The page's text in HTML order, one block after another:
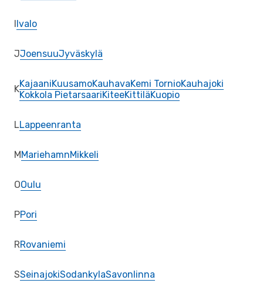
IIvalo
JJoensuuJyväskylä
KKajaaniKuusamoKauhavaKemi TornioKauhajoki
Kokkola PietarsaariKiteeKittiläKuopio
LLappeenranta
MMariehamnMikkeli
OOulu
PPori
RRovaniemi
SSeinajokiSodankylaSavonlinna